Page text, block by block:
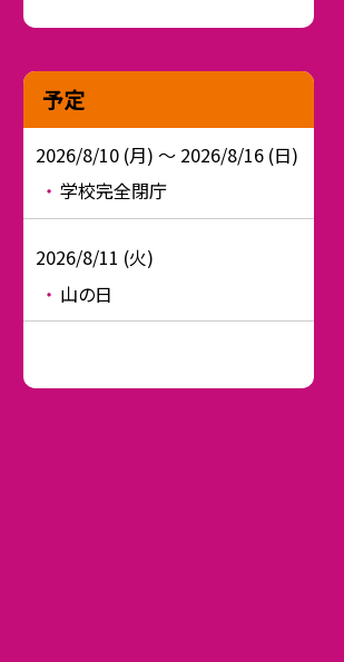
予定
2026/8/10 (月) ～ 2026/8/16 (日)
学校完全閉庁
2026/8/11 (火)
山の日